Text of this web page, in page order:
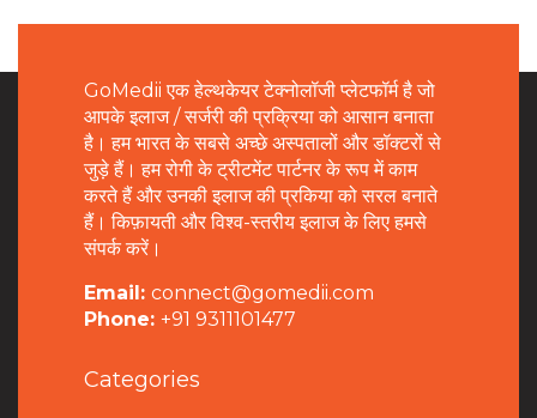
GoMedii एक हेल्थकेयर टेक्नोलॉजी प्लेटफॉर्म है जो
आपके इलाज / सर्जरी की प्रक्रिया को आसान बनाता
है। हम भारत के सबसे अच्छे अस्पतालों और डॉक्टरों से
जुड़े हैं। हम रोगी के ट्रीटमेंट पार्टनर के रूप में काम
करते हैं और उनकी इलाज की प्रकिया को सरल बनाते
हैं। किफ़ायती और विश्व-स्तरीय इलाज के लिए हमसे
संपर्क करें।
Email: connect@gomedii.com
Phone: +91 9311101477
Categories